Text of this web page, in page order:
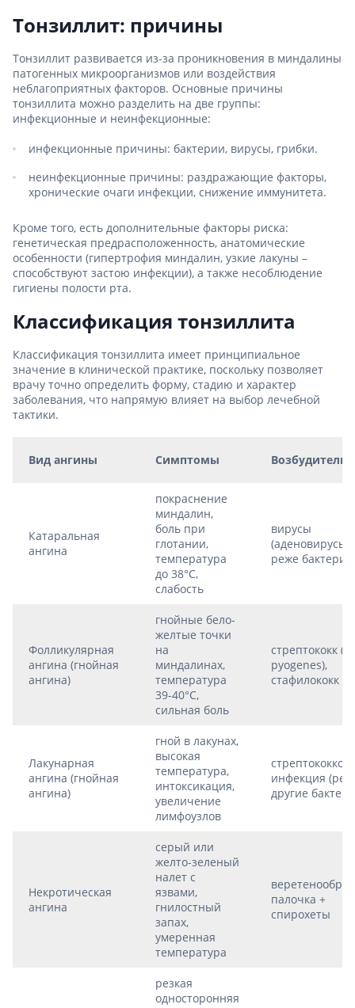
Тонзиллит: причины
Тонзиллит развивается из-за проникновения в миндалины
патогенных микроорганизмов или воздействия
неблагоприятных факторов. Основные причины
тонзиллита можно разделить на две группы:
инфекционные и неинфекционные:
инфекционные причины: бактерии, вирусы, грибки.
неинфекционные причины: раздражающие факторы,
хронические очаги инфекции, снижение иммунитета.
Кроме того, есть дополнительные факторы риска:
генетическая предрасположенность, анатомические
особенности (гипертрофия миндалин, узкие лакуны –
способствуют застою инфекции), а также несоблюдение
гигиены полости рта.
Классификация тонзиллита
Классификация тонзиллита имеет принципиальное
значение в клинической практике, поскольку позволяет
врачу точно определить форму, стадию и характер
заболевания, что напрямую влияет на выбор лечебной
тактики.
Вид ангины Симптомы Возбудитель
Катаральная
ангина
покраснение
миндалин,
боль при
глотании,
температура
до 38°C,
слабость
вирусы
(аденовирусы),
реже бактерии
Фолликулярная
ангина (гнойная
ангина)
гнойные бело-
желтые точки
на
миндалинах,
температура
39-40°C,
сильная боль
стрептококк (S.
pyogenes),
стафилококк
Лакунарная
ангина (гнойная
ангина)
гной в лакунах,
высокая
температура,
интоксикация,
увеличение
лимфоузлов
инфекция
другие
Некротическая
ангина
серый или
желто-зеленый
налет с
язвами,
гнилостный
запах,
умеренная
температура
палочка +
спирохеты
резкая
односторонняя